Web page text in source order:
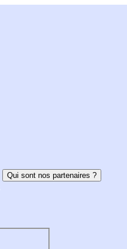
Qui sont nos partenaires ?